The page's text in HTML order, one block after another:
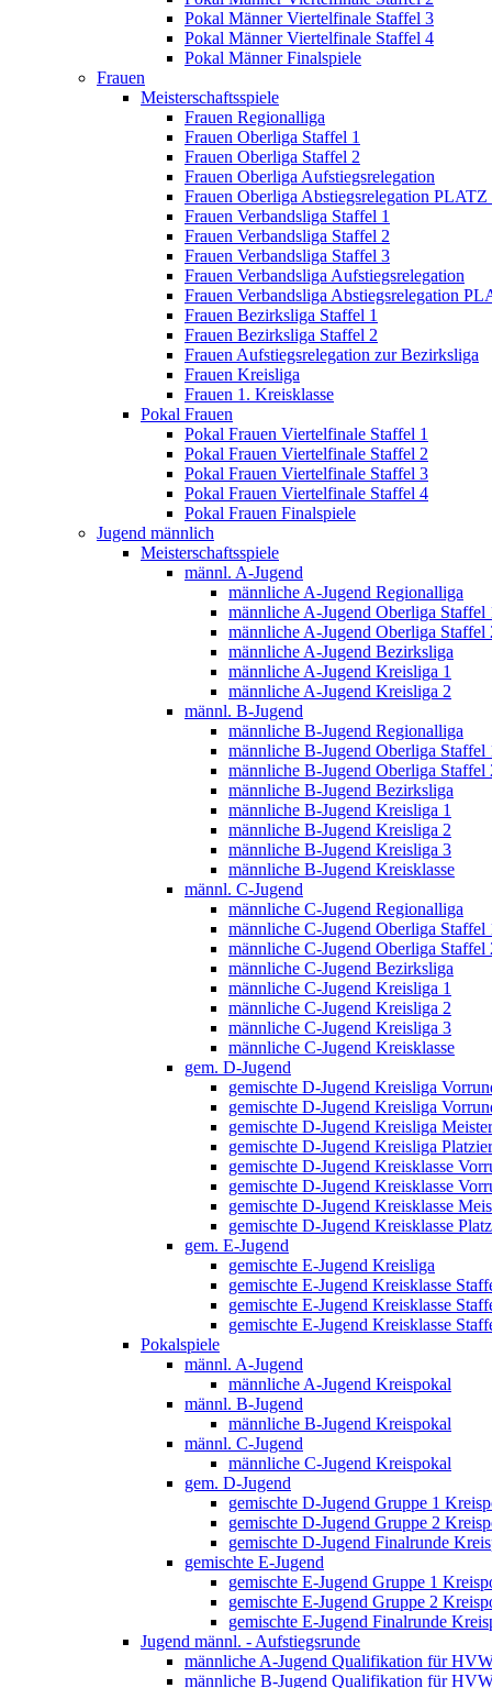
Pokal Männer Viertelfinale Staffel 3
Pokal Männer Viertelfinale Staffel 4
Pokal Männer Finalspiele
Frauen
Meisterschaftsspiele
Frauen Regionalliga
Frauen Oberliga Staffel 1
Frauen Oberliga Staffel 2
Frauen Oberliga Aufstiegsrelegation
Frauen Oberliga Abstiegsrelegation PLATZ
Frauen Verbandsliga Staffel 1
Frauen Verbandsliga Staffel 2
Frauen Verbandsliga Staffel 3
Frauen Verbandsliga Aufstiegsrelegation
Frauen Verbandsliga Abstiegsrelegation
Frauen Bezirksliga Staffel 1
Frauen Bezirksliga Staffel 2
Frauen Aufstiegsrelegation zur Bezirksliga
Frauen Kreisliga
Frauen 1. Kreisklasse
Pokal Frauen
Pokal Frauen Viertelfinale Staffel 1
Pokal Frauen Viertelfinale Staffel 2
Pokal Frauen Viertelfinale Staffel 3
Pokal Frauen Viertelfinale Staffel 4
Pokal Frauen Finalspiele
Jugend männlich
Meisterschaftsspiele
männl. A-Jugend
männliche A-Jugend Regionalliga
männliche A-Jugend Oberliga Staffel
männliche A-Jugend Oberliga Staffel
männliche A-Jugend Bezirksliga
männliche A-Jugend Kreisliga 1
männliche A-Jugend Kreisliga 2
männl. B-Jugend
männliche B-Jugend Regionalliga
männliche B-Jugend Oberliga Staffel
männliche B-Jugend Oberliga Staffel
männliche B-Jugend Bezirksliga
männliche B-Jugend Kreisliga 1
männliche B-Jugend Kreisliga 2
männliche B-Jugend Kreisliga 3
männliche B-Jugend Kreisklasse
männl. C-Jugend
männliche C-Jugend Regionalliga
männliche C-Jugend Oberliga Staffel
männliche C-Jugend Oberliga Staffel
männliche C-Jugend Bezirksliga
männliche C-Jugend Kreisliga 1
männliche C-Jugend Kreisliga 2
männliche C-Jugend Kreisliga 3
männliche C-Jugend Kreisklasse
gem. D-Jugend
gemischte D-Jugend Kreisliga
gemischte D-Jugend Kreisliga
gemischte D-Jugend Kreisliga
gemischte D-Jugend Kreisliga
gemischte D-Jugend Kreisklasse
gemischte D-Jugend Kreisklasse
gemischte D-Jugend Kreisklasse
gemischte D-Jugend Kreisklasse
gem. E-Jugend
gemischte E-Jugend Kreisliga
gemischte E-Jugend Kreisklasse
gemischte E-Jugend Kreisklasse
gemischte E-Jugend Kreisklasse
Pokalspiele
männl. A-Jugend
männliche A-Jugend Kreispokal
männl. B-Jugend
männliche B-Jugend Kreispokal
männl. C-Jugend
männliche C-Jugend Kreispokal
gem. D-Jugend
gemischte D-Jugend Gruppe 1
gemischte D-Jugend Gruppe 2
gemischte D-Jugend Finalrunde
gemischte E-Jugend
gemischte E-Jugend Gruppe 1
gemischte E-Jugend Gruppe 2
gemischte E-Jugend Finalrunde
Jugend männl. - Aufstiegsrunde
männliche A-Jugend Qualifikation für
männliche B-Jugend Qualifikation für